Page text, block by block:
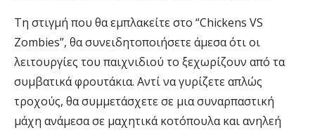
Τη στιγμή που θα εμπλακείτε στο “Chickens VS
Zombies”, θα συνειδητοποιήσετε άμεσα ότι οι
λειτουργίες του παιχνιδιού το ξεχωρίζουν από τα
συμβατικά φρουτάκια. Αντί να γυρίζετε απλώς
τροχούς, θα συμμετάσχετε σε μια συναρπαστική
μάχη ανάμεσα σε μαχητικά κοτόπουλα και ανηλεή